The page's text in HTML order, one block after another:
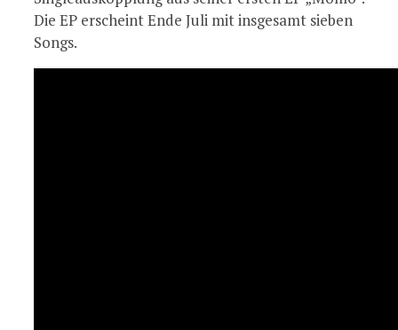
Die EP erscheint Ende Juli mit insgesamt sieben
Songs.